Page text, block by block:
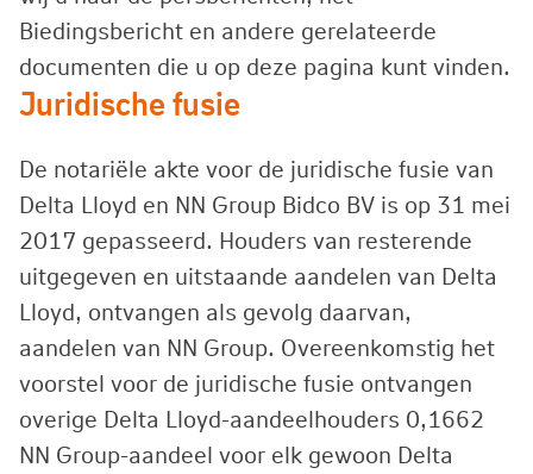
Biedingsbericht en andere gerelateerde
documenten die u op deze pagina kunt vinden.
Juridische fusie
De notariële akte voor de juridische fusie van
Delta Lloyd en NN Group Bidco BV is op 31 mei
2017 gepasseerd. Houders van resterende
uitgegeven en uitstaande aandelen van Delta
Lloyd, ontvangen als gevolg daarvan,
aandelen van NN Group. Overeenkomstig het
voorstel voor de juridische fusie ontvangen
overige Delta Lloyd-aandeelhouders 0,1662
NN Group-aandeel voor elk gewoon Delta